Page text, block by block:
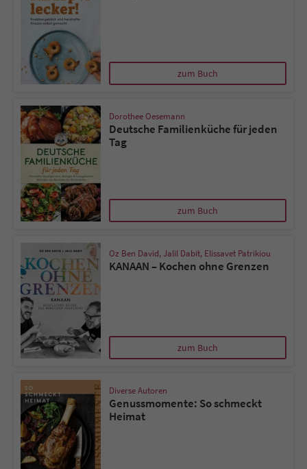
zum Buch
Dorothee Oesemann
Deutsche Familienküche für jeden
Tag
zum Buch
Oz Ben David,Jalil Dabit, Elissavet Patrikiou
KANAAN – Kochen ohne Grenzen
zum Buch
Diverse Autoren
Genussmomente: So schmeckt
Heimat